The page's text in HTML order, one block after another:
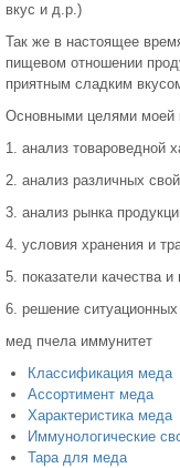
вкус и д.р.)
Так же в настоящее
пищевом отношении
приятным сладким
Основными целями моей
1. анализ товароведной
2. анализ различных
3. анализ рынка
4. условия хранения и
5. показатели качества
6. решение ситуационных
мед пчела иммунитет
Классификация меда
Ассортимент меда
Характеристика меда
Иммунологические
Тара для меда